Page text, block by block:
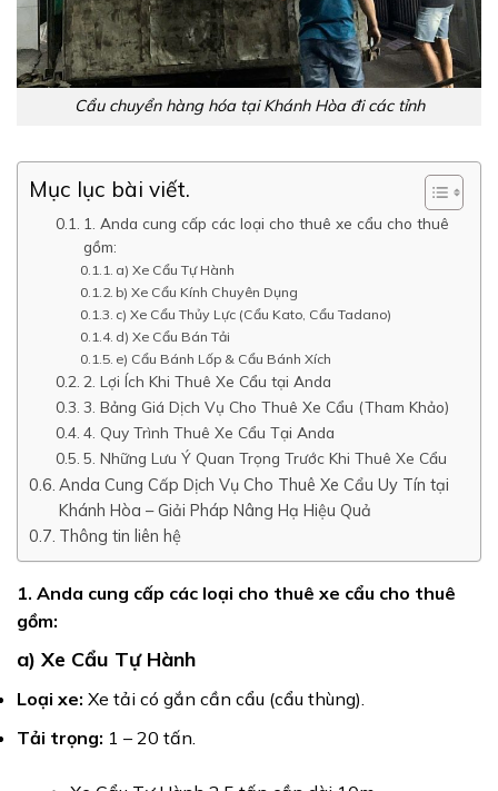
Cẩu chuyển hàng hóa tại Khánh Hòa đi các tỉnh
Mục lục bài viết.
1. Anda cung cấp các loại cho thuê xe cẩu cho thuê
gồm:
a) Xe Cẩu Tự Hành
b) Xe Cẩu Kính Chuyên Dụng
c) Xe Cẩu Thủy Lực (Cẩu Kato, Cẩu Tadano)
d) Xe Cẩu Bán Tải
e) Cẩu Bánh Lốp & Cẩu Bánh Xích
2. Lợi Ích Khi Thuê Xe Cẩu tại Anda
3. Bảng Giá Dịch Vụ Cho Thuê Xe Cẩu (Tham Khảo)
4. Quy Trình Thuê Xe Cẩu Tại Anda
5. Những Lưu Ý Quan Trọng Trước Khi Thuê Xe Cẩu
Anda Cung Cấp Dịch Vụ Cho Thuê Xe Cẩu Uy Tín tại
Khánh Hòa – Giải Pháp Nâng Hạ Hiệu Quả
Thông tin liên hệ
1. Anda cung cấp các loại cho thuê xe cẩu cho thuê
gồm:
a) Xe Cẩu Tự Hành
Loại xe: Xe tải có gắn cần cẩu (cẩu thùng).
Tải trọng: 1 – 20 tấn.